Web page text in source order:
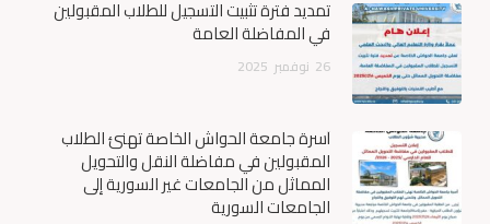
تمديد فترة تثبيت التسجيل للطلاب المقبولين
في المفاضلة العامة
26 نوفمبر 2025
أسرة جامعة الحواش الخاصة تهنئ الطلاب
المقبولين في مفاضلة النقل والتحويل
المماثل من الجامعات غير السورية إلى
الجامعات السورية